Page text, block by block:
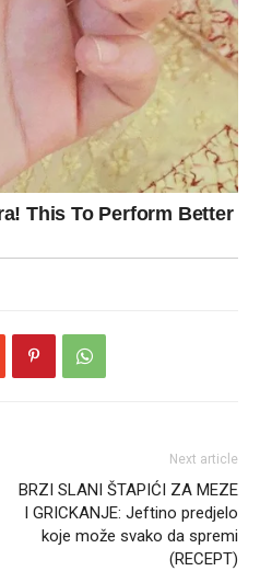
Next article
BRZI SLANI ŠTAPIĆI ZA MEZE
I GRICKANJE: Jeftino predjelo
koje može svako da spremi
(RECEPT)